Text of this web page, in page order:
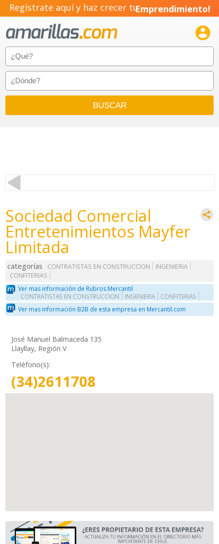
Regístrate aquí y haz crecer tuEmprendimiento!

Sociedad Comercial
Entretenimientos Mayfer
Limitada
categorías CONTRATISTAS EN CONSTRUCCION
INGENIERIA
CONFITERIAS
Ver mas información de Rubros Mercantil
CONTRATISTAS EN CONSTRUCCION INGENIERIA CONFITERIAS
Ver mas información B2B de esta empresa en Mercantil.com
José Manuel Balmaceda 135
Llayllay, Región V
Teléfono(s):
(34)2611708